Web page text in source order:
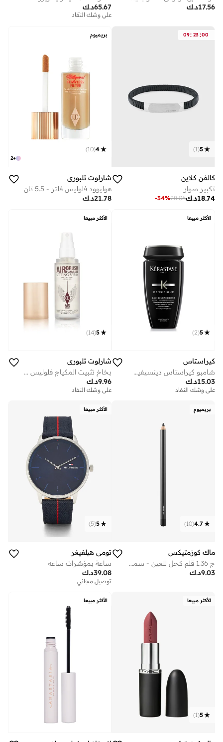
د.ك17.56
د.ك65.67
توصيل مجاني
على وشك النفاد
09: 23:00
5
(
1
)
كالفن كلاين
تكبير سوار
د.ك18.74
28.06
-34%
بريميوم
+
2
4
(
10
)
شارلوت تلبوري
هوليوود فلوليس فلتر - 5.5 تان
د.ك21.78
الأكثر مبيعا
5
(
2
)
كيراستاس
شامبو كيراستاس دينسيفيك بان دينسيتي هوم لتكثيف الشعر مع البيوتين للرجال – 250 مل
د.ك15.03
على وشك النفاد
الأكثر مبيعا
5
(
14
)
شارلوت تلبوري
بخاخ تثبيت المكياج فلوليس سعة 34 مل
د.ك9.96
على وشك النفاد
بريميوم
4.7
(
10
)
ماك كوزمتيكس
ج 1.36 قلم كحل للعين - سمولدر
د.ك9.03
الأكثر مبيعا
5
(
5
)
تومي هيلفيغر
ساعة بمؤشرات ساعة
د.ك39.08
توصيل مجاني
الأكثر مبيعا
5
(
1
)
الأكثر مبيعا